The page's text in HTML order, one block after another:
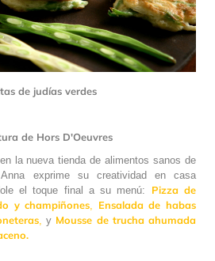
de judías verdes
de Hors D'Oeuvres
la nueva tienda de alimentos sanos de
exprime su creatividad en casa
el toque final a su menú:
Pizza de
y champiñones
Ensalada de habas
, y Mousse de trucha ahumada